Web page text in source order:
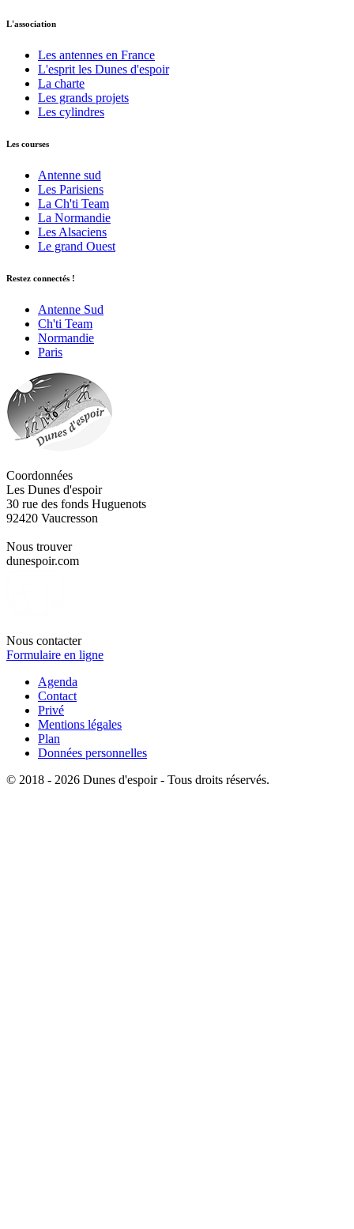
L'association
Les antennes en France
L'esprit les Dunes d'espoir
La charte
Les grands projets
Les cylindres
Les courses
Antenne sud
Les Parisiens
La Ch'ti Team
La Normandie
Les Alsaciens
Le grand Ouest
Restez connectés !
Antenne Sud
Ch'ti Team
Normandie
Paris
Coordonnées
Les Dunes d'espoir
30 rue des fonds Huguenots
92420 Vaucresson
Nous trouver
dunespoir.com
Nous contacter
Formulaire en ligne
Agenda
Contact
Privé
Mentions légales
Plan
Données personnelles
© 2018 - 2026 Dunes d'espoir - Tous droits réservés.